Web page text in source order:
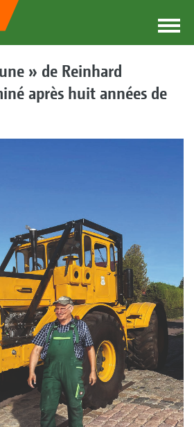
» de Reinhard
après huit années de